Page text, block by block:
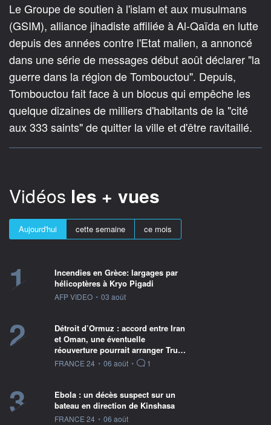
Le Groupe de soutien à l'islam et aux musulmans
(GSIM), alliance jihadiste affiliée à Al-Qaïda en lutte
depuis des années contre l'Etat malien, a annoncé
dans une série de messages début août déclarer "la
guerre dans la région de Tombouctou". Depuis,
Tombouctou fait face à un blocus qui empêche les
quelque dizaines de milliers d'habitants de la "cité
aux 333 saints" de quitter la ville et d'être ravitaillé.
Vidéos les + vues
Aujourd'hui cette semaine ce mois
1
Incendies en Grèce: largages par
hélicoptères à Kryo Pigadi
information fournie par
AFP VIDEO • 03 août
2
Détroit d’Ormuz : accord entre Iran
et Oman, une éventuelle
réouverture pourrait arranger Tru…
information fournie par
FRANCE 24 • 06 août • 1
3
Ebola : un décès suspect sur un
bateau en direction de Kinshasa
information fournie par
FRANCE 24 • 06 août